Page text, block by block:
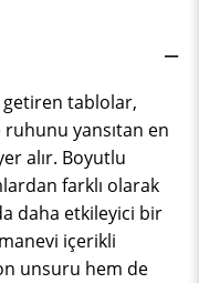
getiren tablolar,
ruhunu yansıtan en
alır. Boyutlu
farklı olarak
daha etkileyici bir
içerikli
unsuru hem de